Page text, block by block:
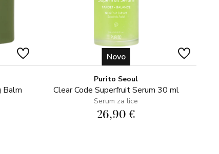
Balm
Novo
Purito Seoul
Clear Code Superfruit Serum 30 ml
Serum za lice
26,90 €